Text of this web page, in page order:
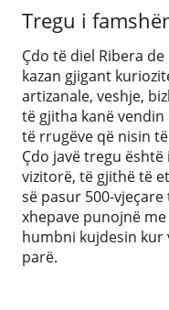
Tregu i
Çdo të diel Ribera
kazan gjigant
artizanale, veshje,
të gjitha kanë
të rrugëve që nisin
Çdo javë tregu
vizitorë, të gjithë të
së pasur 500-
xhepave punojnë
humbni kujdesin
parë.